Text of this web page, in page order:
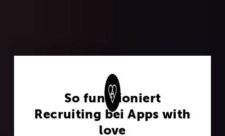
So funktioniert
Recruiting bei Apps with
love